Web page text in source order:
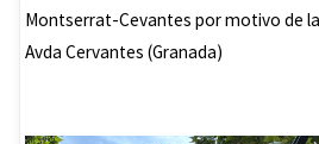
Montserrat-Cevantes por motivo de
Avda Cervantes (Granada)